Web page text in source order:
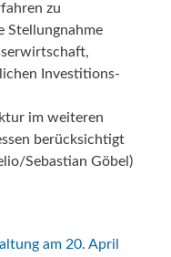
zu
Stellungnahme
Investitions-
im weiteren
berücksichtigt
Sebastian Göbel)